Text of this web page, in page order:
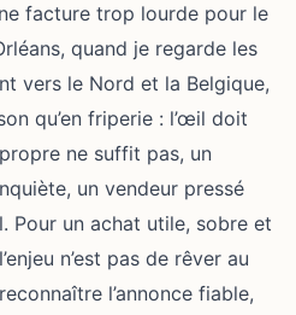
facture trop lourde pour le
quand je regarde les
vers le Nord et la Belgique,
qu’en friperie : l’œil doit
ne suffit pas, un
un vendeur pressé
Pour un achat utile, sobre et
n’est pas de rêver au
l’annonce fiable,